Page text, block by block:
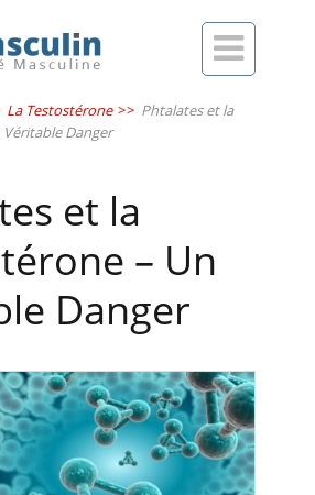

La Testostérone >> Phtalates et la
Danger
et la
– Un
Danger